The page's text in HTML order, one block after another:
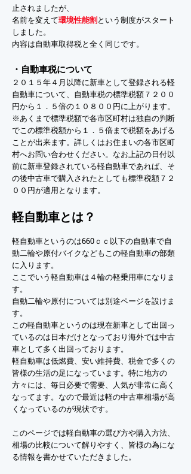
止されましたが、
名前を変えて環境性能割 という制度がスタート
しました。
​内容は自動車取得税と全く同じです。
・自動車税について
２０１５年４月以降に新車として登録される軽
自動車について、自動車税の標準税額７２００
円から１．５倍の１０８００円に上がります。
※あくまで標準税額で各市区町村は独自の判断
でこの標準税額から１．５倍まで税額をあげる
ことが出来ます。詳しくはお住まいの各市区町
村へお問い合わせください。なお上記の日付以
前に新車登録されている軽自動車であれば、そ
の後中古車で購入されたとしても標準税額７２
００円が適用となります。
軽自動車とは？
軽自動車というのは660ｃｃ以下の自動車で自
動二輪や原付バイクなどもこの軽自動車の部類
に入ります。
ここでいう軽自動車は４輪の軽乗用車になりま
す。
自動二輪や原付については別途ページを設けま
す。
この軽自動車というのは現在新車として出回っ
ているのは日本だけとなっており海外では中古
車として多く出回っております。
軽自動車は低燃費、安い維持費、税金で多くの
皆様の生活の足になっています。特に地方の
方々には、毎日必要で需要、人気が非常に高く
なってます。なので最近は軽の中古車相場が高
くなっているのが現状です。
このページでは軽自動車の選び方や購入方法、
相場の比較について解りやすく、皆様の為にな
る情報を書かせていただきました。